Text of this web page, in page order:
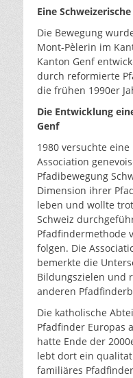
Eine
Die Bewegung
Mont-Pèlerin im
Kanton Genf
durch reformierte
die frühen 1990er
Die Entwicklung
Genf
1980 versuchte
Association
Pfadibewegung
Dimension ihrer
leben und wollte
Schweiz
Pfadfindermethode
folgen. Die
bemerkte die
Bildungszielen und
anderen
Die katholische
Pfadfinder Europas
hatte Ende der
lebt dort ein
familiäres